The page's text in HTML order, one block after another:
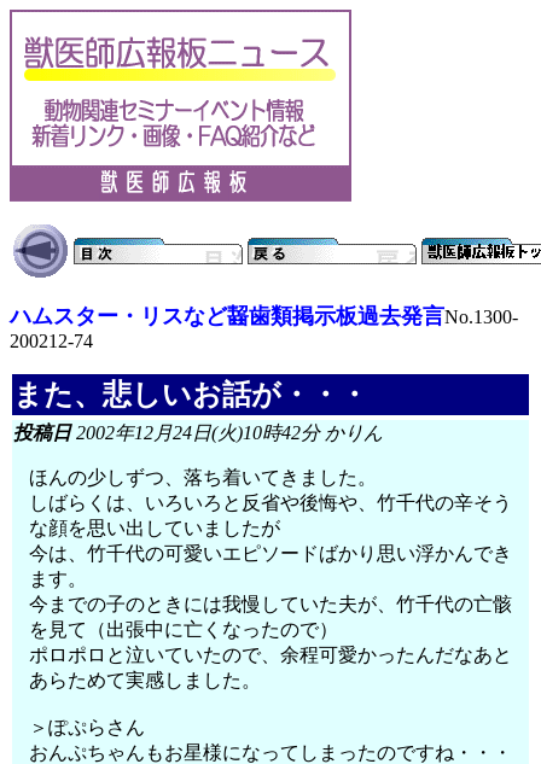
ハムスター・リスなど齧歯類掲示板過去発言No.1300-
200212-74
また、悲しいお話が・・・
投稿日2002年12月24日(火)10時42分 かりん
ほんの少しずつ、落ち着いてきました。
しばらくは、いろいろと反省や後悔や、竹千代の辛そう
な顔を思い出していましたが
今は、竹千代の可愛いエピソードばかり思い浮かんでき
ます。
今までの子のときには我慢していた夫が、竹千代の亡骸
を見て（出張中に亡くなったので）
ポロポロと泣いていたので、余程可愛かったんだなあと
あらためて実感しました。
＞ぽぷらさん
おんぷちゃんもお星様になってしまったのですね・・・